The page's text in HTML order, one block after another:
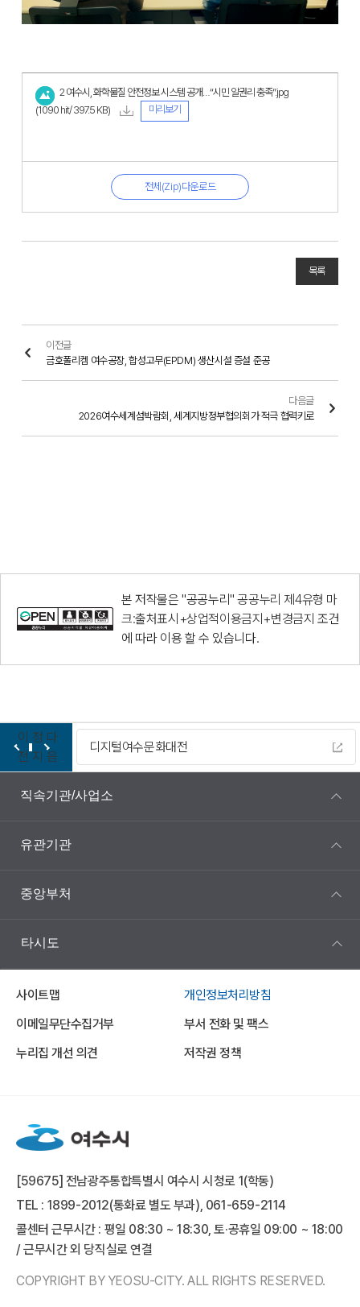
2 여수시, 화학물질 안전정보 시스템 공개…“시민 알권리 충족”.jpg
(1090 hit/ 397.5 KB)
미리보기
전체(Zip)다운로드
목록
이전글
금호폴리켐 여수공장, 합성고무(EPDM) 생산시설 증설 준공
다음글
2026여수세계섬박람회, 세계지방정부협의회가 적극 협력키로
본 저작물은 "공공누리"공공누리 제4유형 마
크:출처표시+상업적이용금지+변경금지 조건
에 따라 이용 할 수 있습니다.
이
전
정
지
다
음
디지털여수문화대전
직속기관/사업소
유관기관
중앙부처
타시도
사이트맵
개인정보처리방침
이메일무단수집거부
부서 전화 및 팩스
누리집 개선 의견
저작권 정책
[59675] 전남광주통합특별시 여수시 시청로 1(학동)
TEL : 1899-2012(통화료 별도 부과), 061-659-2114
콜센터 근무시간 : 평일 08:30 ~ 18:30, 토·공휴일 09:00 ~ 18:00
/ 근무시간 외 당직실로 연결
COPYRIGHT BY YEOSU-CITY. ALL RIGHTS RESERVED.